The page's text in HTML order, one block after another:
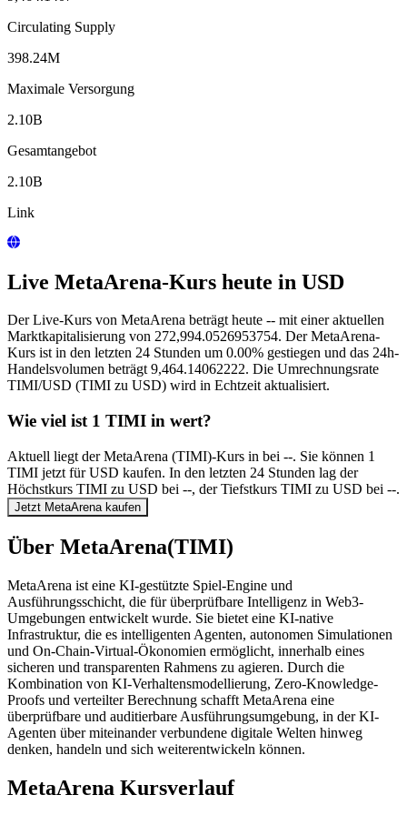
Circulating Supply
398.24M
Maximale Versorgung
2.10B
Gesamtangebot
2.10B
Link
Live MetaArena-Kurs heute in USD
Der Live-Kurs von MetaArena beträgt heute -- mit einer aktuellen
Marktkapitalisierung von 272,994.0526953754. Der MetaArena-
Kurs ist in den letzten 24 Stunden um 0.00% gestiegen und das 24h-
Handelsvolumen beträgt 9,464.14062222. Die Umrechnungsrate
TIMI/USD (TIMI zu USD) wird in Echtzeit aktualisiert.
Wie viel ist 1 TIMI in wert?
Aktuell liegt der MetaArena (TIMI)-Kurs in bei --. Sie können 1
TIMI jetzt für USD kaufen. In den letzten 24 Stunden lag der
Höchstkurs TIMI zu USD bei --, der Tiefstkurs TIMI zu USD bei --.
Jetzt MetaArena kaufen
Über MetaArena(TIMI)
MetaArena ist eine KI-gestützte Spiel-Engine und
Ausführungsschicht, die für überprüfbare Intelligenz in Web3-
Umgebungen entwickelt wurde. Sie bietet eine KI-native
Infrastruktur, die es intelligenten Agenten, autonomen Simulationen
und On-Chain-Virtual-Ökonomien ermöglicht, innerhalb eines
sicheren und transparenten Rahmens zu agieren. Durch die
Kombination von KI-Verhaltensmodellierung, Zero-Knowledge-
Proofs und verteilter Berechnung schafft MetaArena eine
überprüfbare und auditierbare Ausführungsumgebung, in der KI-
Agenten über miteinander verbundene digitale Welten hinweg
denken, handeln und sich weiterentwickeln können.
MetaArena Kursverlauf